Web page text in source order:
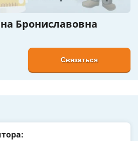
Брониславовна
Связаться